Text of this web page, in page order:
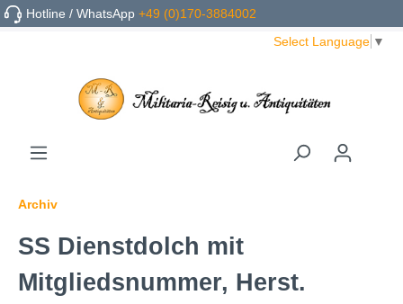
Hotline / WhatsApp+49 (0)170-3884002
Select Language ▼
Archiv
SS Dienstdolch mit
Mitgliedsnummer, Herst.